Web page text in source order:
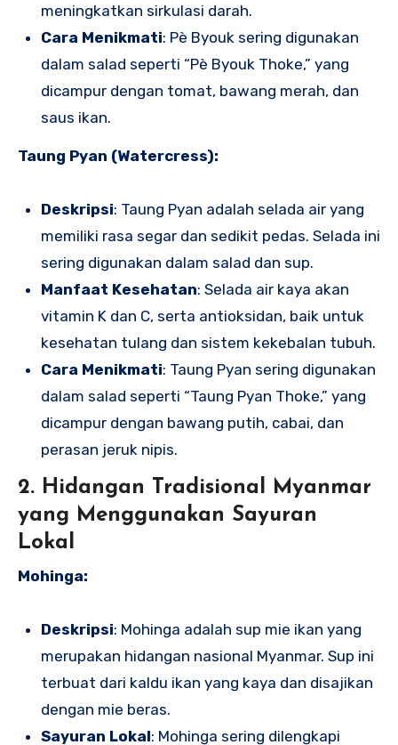
meningkatkan sirkulasi darah.
Cara Menikmati: Pè Byouk sering digunakan
dalam salad seperti “Pè Byouk Thoke,” yang
dicampur dengan tomat, bawang merah, dan
saus ikan.
Taung Pyan (Watercress):
Deskripsi: Taung Pyan adalah selada air yang
memiliki rasa segar dan sedikit pedas. Selada ini
sering digunakan dalam salad dan sup.
Manfaat Kesehatan: Selada air kaya akan
vitamin K dan C, serta antioksidan, baik untuk
kesehatan tulang dan sistem kekebalan tubuh.
Cara Menikmati: Taung Pyan sering digunakan
dalam salad seperti “Taung Pyan Thoke,” yang
dicampur dengan bawang putih, cabai, dan
perasan jeruk nipis.
2. Hidangan Tradisional Myanmar
yang Menggunakan Sayuran
Lokal
Mohinga:
Deskripsi: Mohinga adalah sup mie ikan yang
merupakan hidangan nasional Myanmar. Sup ini
terbuat dari kaldu ikan yang kaya dan disajikan
dengan mie beras.
Sayuran Lokal: Mohinga sering dilengkapi